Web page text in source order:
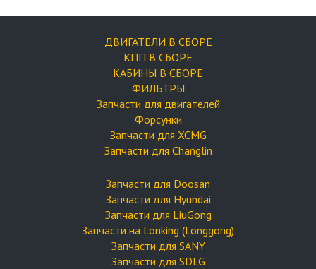
ДВИГАТЕЛИ В СБОРЕ
КПП В СБОРЕ
КАБИНЫ В СБОРЕ
ФИЛЬТРЫ
Запчасти для двигателей
Форсунки
Запчасти для XCMG
Запчасти для Changlin
Запчасти для Doosan
Запчасти для Hyundai
Запчасти для LiuGong
Запчасти на Lonking (Longgong)
Запчасти для SANY
Запчасти для SDLG